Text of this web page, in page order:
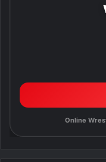
Online